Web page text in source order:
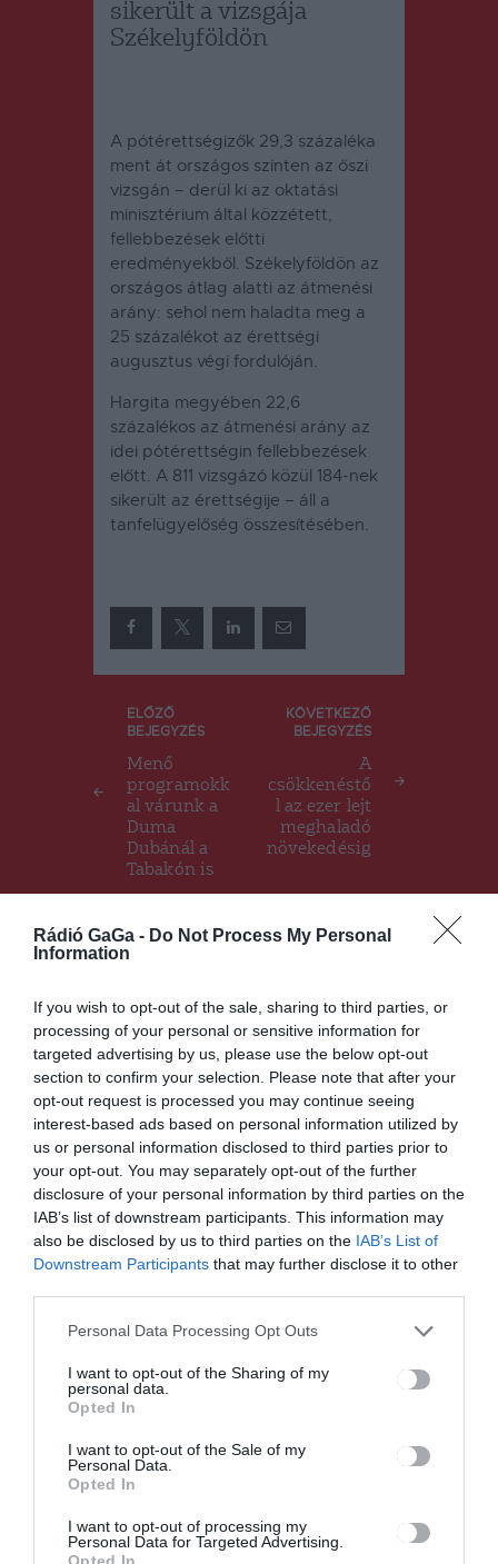
Rádió GaGa - Do Not Process My Personal
Information
If you wish to opt-out of the sale, sharing to third parties, or
processing of your personal or sensitive information for
targeted advertising by us, please use the below opt-out
section to confirm your selection. Please note that after your
opt-out request is processed you may continue seeing
interest-based ads based on personal information utilized by
us or personal information disclosed to third parties prior to
your opt-out. You may separately opt-out of the further
disclosure of your personal information by third parties on the
IAB’s list of downstream participants. This information may
also be disclosed by us to third parties on the IAB’s List of
Downstream Participants that may further disclose it to other
Personal Data Processing Opt Outs
I want to opt-out of the Sharing of my
personal data.
Opted In
I want to opt-out of the Sale of my
Personal Data.
Opted In
I want to opt-out of processing my
Personal Data for Targeted Advertising.
Opted In
sikerült a vizsgája
Székelyföldön
A pótérettségizők 29,3 százaléka
ment át országos szinten az őszi
vizsgán – derül ki az oktatási
minisztérium által közzétett,
fellebbezések előtti
eredményekből. Székelyföldön az
országos átlag alatti az átmenési
arány: sehol nem haladta meg a
25 százalékot az érettségi
augusztus végi fordulóján.
Hargita megyében 22,6
százalékos az átmenési arány az
idei pótérettségin fellebbezések
előtt. A 811 vizsgázó közül 184-nek
sikerült az érettségije – áll a
tanfelügyelőség összesítésében.
Bejegyzés
navigáció
ELŐZŐ
BEJEGYZÉS
Menő
programokk
al várunk a
Duma
Dubánál a
Tabakón is
KÖVETKEZŐ
BEJEGYZÉS
A
csökkenéstő
l az ezer lejt
meghaladó
növekedésig
Ez is érdekelheti
CSÍKSZÉK
UDVARHELYSZÉK
Fél év alatt kétszázöt
medveriasztást kapott a
csendőrség Hargita
megyében
UDVARHELYSZÉK
a nyugdíjhoz szükséges
munkarégiség